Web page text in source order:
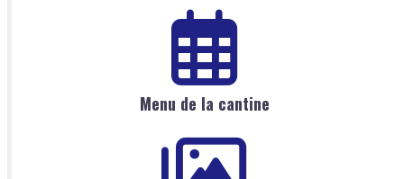
Menu de la cantine